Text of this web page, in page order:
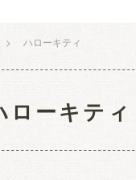
> ハローキティ
ローキティ